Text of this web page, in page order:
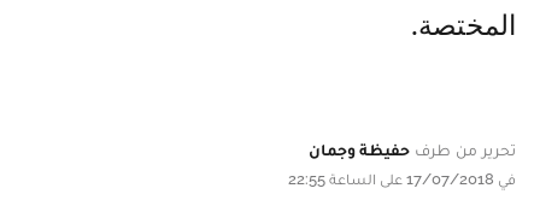
المختصة.
تحرير من طرف حفيظة وجمان
في 17/07/2018 على الساعة 22:55